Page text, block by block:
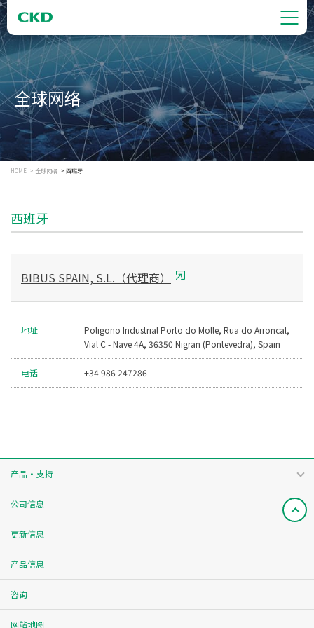
全球网络
HOME 全球网络 西班牙
西班牙
BIBUS SPAIN, S.L.（代理商）
地址
Poligono Industrial Porto do Molle, Rua do Arroncal,
Vial C - Nave 4A, 36350 Nigran (Pontevedra), Spain
电话 +34 986 247286
产品・支持
公司信息
更新信息
产品信息
咨询
网站地图